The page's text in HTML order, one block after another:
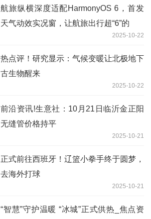
航旅纵横深度适配HarmonyOS 6，首发
天气动效实况窗，让航旅出行超“6”的
2025-10-22
热点评！研究显示：气候变暖让北极地下
古生物醒来
2025-10-22
前沿资讯!生意社：10月21日临沂金正阳
无缝管价格持平
2025-10-21
正式前往西班牙！辽篮小拳手终于圆梦，
去海外打球
2025-10-21
“智慧”守护温暖 “冰城”正式供热_焦点资